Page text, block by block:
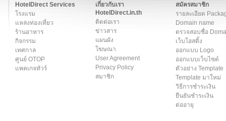
HotelDirect Services
โรงแรม
แหล่งท่องเที่ยว
ร้านอาหาร
กิจกรรม
เทศกาล
ศูนย์ OTOP
แพคเกจทัวร์
เกี่ยวกับเรา
HotelDirect.in.th
ติดต่อเรา
ข่าวสาร
แผนผัง
โฆษณา
User Agreement
Privacy Policy
สมาชิก
สมัครสมาชิก
รายละเอียด
Domain name
ตรวจสอบชื่อ
เว็บโฮสติ้ง
ออกแบบ Logo
ออกแบบเว็บไซต์
ตัวอย่าง Template
Template มาใหม่
วิธีการชำระเงิน
ยืนยันชำระเงิน
ต่ออายุ